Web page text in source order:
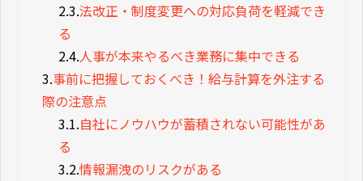
2.3.法改正・制度変更への対応負荷を軽減でき
る
2.4.人事が本来やるべき業務に集中できる
3.事前に把握しておくべき！給与計算を外注する
際の注意点
3.1.自社にノウハウが蓄積されない可能性があ
る
3.2.情報漏洩のリスクがある